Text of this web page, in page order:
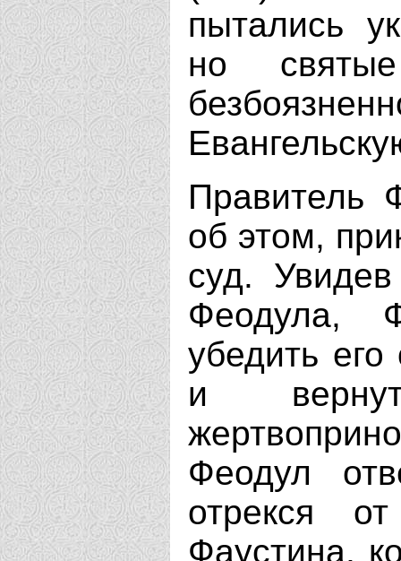
пытались
но
Правитель
об этом,
суд.
Феодула,
убедить его
и
Феодул
отрекся
Фаустина,